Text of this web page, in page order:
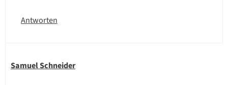
Antworten
Samuel Schneider